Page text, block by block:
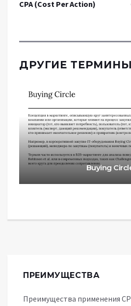
CPA (Cost Per Action)
ДРУГИЕ ТЕРМИНЫ
Buying
ПРЕИМУЩЕСТВА
Преимущества применения